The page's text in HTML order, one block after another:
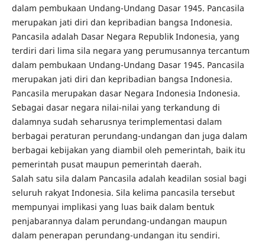
dalam pembukaan Undang-Undang Dasar 1945. Pancasila
merupakan jati diri dan kepribadian bangsa Indonesia.
Pancasila adalah Dasar Negara Republik Indonesia, yang
terdiri dari lima sila negara yang perumusannya tercantum
dalam pembukaan Undang-Undang Dasar 1945. Pancasila
merupakan jati diri dan kepribadian bangsa Indonesia.
Pancasila merupakan dasar Negara Indonesia Indonesia.
Sebagai dasar negara nilai-nilai yang terkandung di
dalamnya sudah seharusnya terimplementasi dalam
berbagai peraturan perundang-undangan dan juga dalam
berbagai kebijakan yang diambil oleh pemerintah, baik itu
pemerintah pusat maupun pemerintah daerah.
Salah satu sila dalam Pancasila adalah keadilan sosial bagi
seluruh rakyat Indonesia. Sila kelima pancasila tersebut
mempunyai implikasi yang luas baik dalam bentuk
penjabarannya dalam perundang-undangan maupun
dalam penerapan perundang-undangan itu sendiri.